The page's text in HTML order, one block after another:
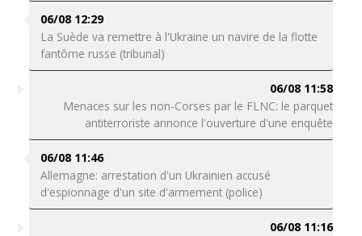
06/08 12:29
La Suède va remettre à l'Ukraine un navire de la flotte
fantôme russe (tribunal)
06/08 11:58
Menaces sur les non-Corses par le FLNC: le parquet
antiterroriste annonce l'ouverture d'une enquête
06/08 11:46
Allemagne: arrestation d'un Ukrainien accusé
d'espionnage d'un site d'armement (police)
06/08 11:16